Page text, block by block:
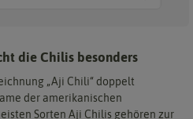
die Chilis besonders
„Aji Chili“ doppelt
der amerikanischen
Sorten Aji Chilis gehören zur